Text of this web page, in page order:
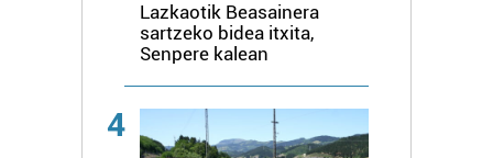
Lazkaotik Beasainera
sartzeko bidea itxita,
Senpere kalean
4